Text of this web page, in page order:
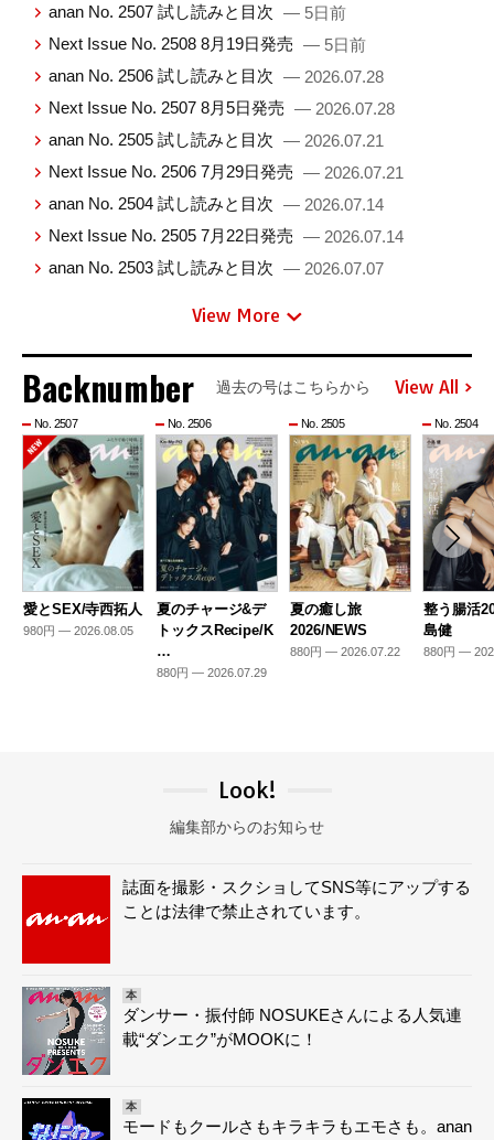
anan No. 2507 試し読みと目次 — 5日前
Next Issue No. 2508 8月19日発売 — 5日前
anan No. 2506 試し読みと目次 — 2026.07.28
Next Issue No. 2507 8月5日発売 — 2026.07.28
anan No. 2505 試し読みと目次 — 2026.07.21
Next Issue No. 2506 7月29日発売 — 2026.07.21
anan No. 2504 試し読みと目次 — 2026.07.14
Next Issue No. 2505 7月22日発売 — 2026.07.14
anan No. 2503 試し読みと目次 — 2026.07.07
View More
Backnumber 過去の号はこちらから View All
No. 2507
愛とSEX/寺西拓人
980円 — 2026.08.05
No. 2506
夏のチャージ&デ
トックスRecipe/K
…
880円 — 2026.07.29
No. 2505
夏の癒し旅
2026/NEWS
880円 — 2026.07.22
No. 2504
整う腸活
島健
880円 —
Look!
編集部からのお知らせ
誌面を撮影・スクショしてSNS等にアップする
ことは法律で禁止されています。
本
ダンサー・振付師 NOSUKEさんによる人気連
載“ダンエク”がMOOKに！
本
モードもクールさもキラキラもエモさも。anan